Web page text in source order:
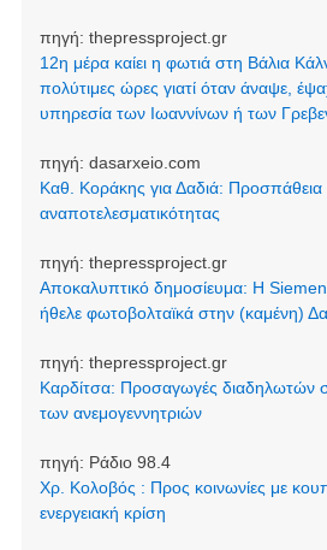
πηγή: thepressproject.gr
12η μέρα καίει η φωτιά στη Βάλια
πολύτιμες ώρες γιατί όταν άναψε,
υπηρεσία των Ιωαννίνων ή των
πηγή: dasarxeio.com
Καθ. Κοράκης για Δαδιά: Προσπάθεια
αναποτελεσματικότητας
πηγή: thepressproject.gr
Αποκαλυπτικό δημοσίευμα: Η
ήθελε φωτοβολταϊκά στην (καμένη)
πηγή: thepressproject.gr
Καρδίτσα: Προσαγωγές διαδηλωτών
των ανεμογεννητριών
πηγή: Ράδιο 98.4
Χρ. Κολοβός : Προς κοινωνίες με
ενεργειακή κρίση